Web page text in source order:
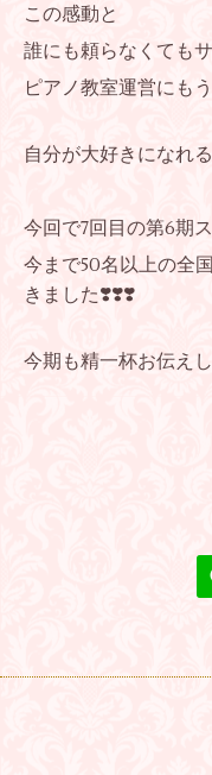
この感動と
誰にも頼らなくても
ピアノ教室運営にも
自分が大好きになれ
今回で7回目の第6期ス
今まで50名以上の全
きました❣️❣️❣️
今期も精一杯お伝え